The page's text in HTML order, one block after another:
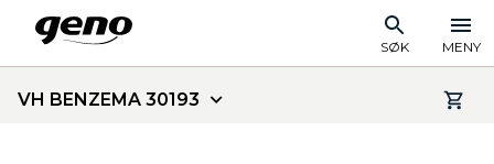
SØK MENY
VH BENZEMA 30193